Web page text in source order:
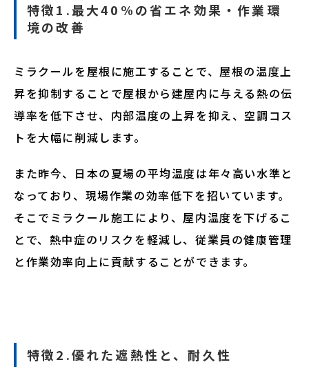
特徴1.最大40%の省エネ効果・作業環
境の改善
ミラクールを屋根に施工することで、屋根の温度上
昇を抑制することで屋根から建屋内に与える熱の伝
導率を低下させ、内部温度の上昇を抑え、空調コス
トを大幅に削減します。
また昨今、日本の夏場の平均温度は年々高い水準と
なっており、現場作業の効率低下を招いています。
そこでミラクール施工により、屋内温度を下げるこ
とで、熱中症のリスクを軽減し、従業員の健康管理
と作業効率向上に貢献することができます。
特徴2.優れた遮熱性と、耐久性